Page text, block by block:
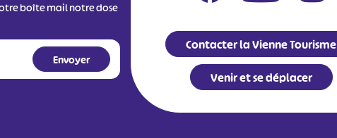
boîte mail notre dose
Contacter la Vienne Tourisme
Venir et se déplacer